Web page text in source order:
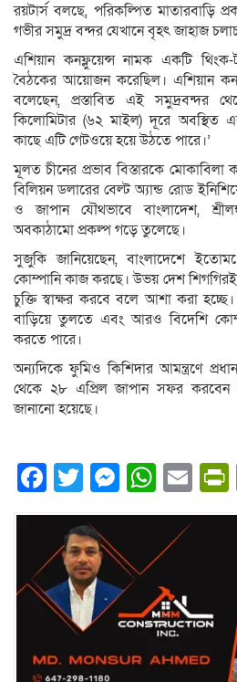
রয়টার্স বলছে, পরিকল্পিত মাতারবাড়ি
গভীর সমুদ্র বন্দর যেখানে বৃহৎ জাহাজ
এশিয়ান কনফ্লুয়েন্স নামক একটি থিংক-
বৈঠকের আয়োজন করেছিল। এশিয়ান
বলেছেন, প্রস্তাবিত এই সমুদ্রবন্দর
কিলোমিটার (৬২ মাইল) দূরে অবস্থিত
কাছে এটি গেটওয়ে হয়ে উঠতে পারে।’
মূলত চীনের প্রভাব বিস্তারকে মোকাবিলা
বিলিয়ন ডলারের বেল্ট অ্যান্ড রোড
ও জাপান যৌথভাবে বাংলাদেশ,
অবকাঠামো প্রকল্প গড়ে তুলেছে।
সুজুকি জানিয়েছেন, বাংলাদেশে
কোম্পানি কাজ করছে। উভয় দেশ শিগগিরই
চুক্তি স্বাক্ষর করবে বলে আশা করা
বাড়িয়ে তুলতে এবং আরও বিদেশি
করতে পারে।
অন্যদিকে ফুমিও কিশিদার আমন্ত্রণে
থেকে ২৮ এপ্রিল জাপান সফর
জানানো হয়েছে।
Facebook
Twitter